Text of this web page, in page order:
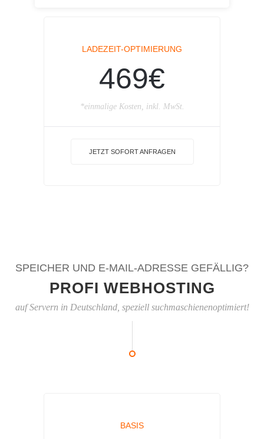
LADEZEIT-OPTIMIERUNG
469€
*einmalige Kosten, inkl. MwSt.
JETZT SOFORT ANFRAGEN
SPEICHER UND E-MAIL-ADRESSE GEFÄLLIG?
PROFI WEBHOSTING
auf Servern in Deutschland, speziell suchmaschienenoptimiert!
BASIS